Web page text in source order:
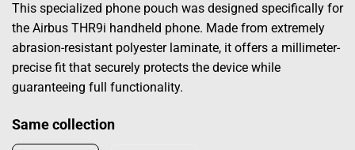
This specialized phone pouch was designed specifically for
the Airbus THR9i handheld phone. Made from extremely
abrasion-resistant polyester laminate, it offers a millimeter-
precise fit that securely protects the device while
guaranteeing full functionality.
Same collection